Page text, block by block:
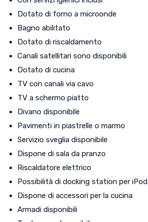
Dotato di forno a microonde
Bagno abilitato
Dotato di riscaldamento
Canali satellitari sono disponibili
Dotato di cucina
TV con canali via cavo
TV a schermo piatto
Divano disponibile
Pavimenti in piastrelle o marmo
Servizio sveglia disponibile
Dispone di sala da pranzo
Riscaldatore elettrico
Possibilità di docking station per iPod
Dispone di accessori per la cucina
Armadi disponibili